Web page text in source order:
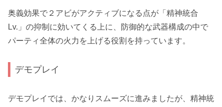
奥義効果で２アビがアクティブになる点が「精神統合
Lv.」の抑制に効いてくる上に、防御的な武器構成の中で
パーティ全体の火力を上げる役割を持っています。
デモプレイ
デモプレイでは、かなりスムーズに進みましたが、精神統